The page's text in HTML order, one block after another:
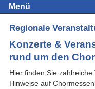
Menü
Regionale
Konzerte &
rund um den
Hier finden Sie
Hinweise auf